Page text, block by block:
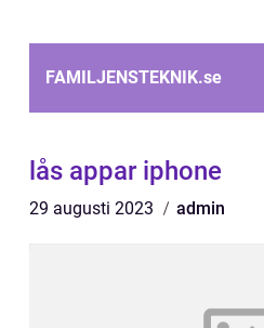
FAMILJENSTEKNIK.se
lås appar iphone
29 augusti 2023 admin